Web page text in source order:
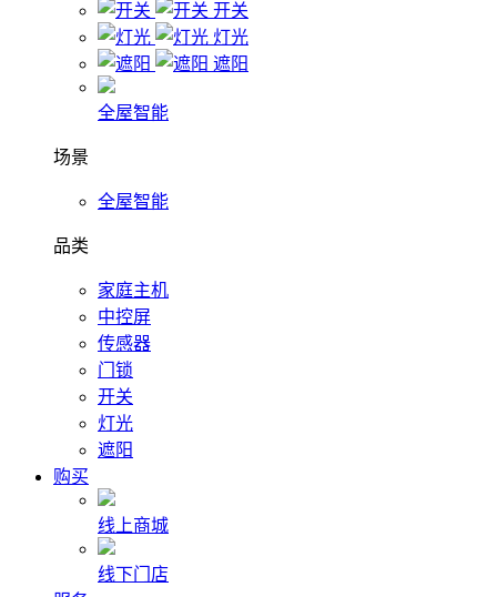
开关
灯光
遮阳
全屋智能
场景
全屋智能
品类
家庭主机
中控屏
传感器
门锁
开关
灯光
遮阳
购买
线上商城
线下门店